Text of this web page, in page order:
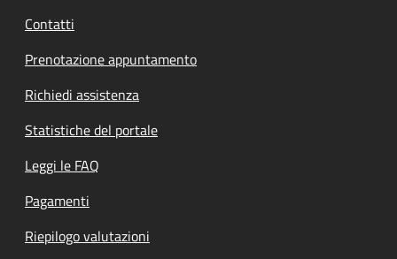
Contatti
Prenotazione appuntamento
Richiedi assistenza
Statistiche del portale
Leggi le FAQ
Pagamenti
Riepilogo valutazioni